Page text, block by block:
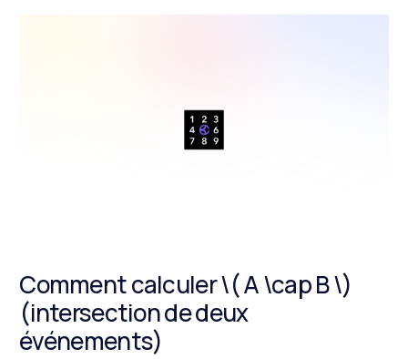
Comment calculer \( A \cap B \)
(intersection de deux
événements)